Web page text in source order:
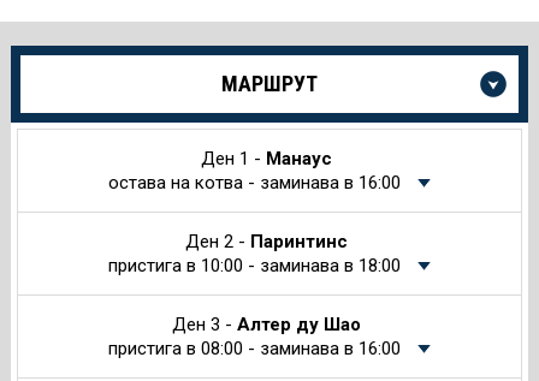
Още
за
МАРШРУТ
Ден 1 - Манаус
остава на котва - заминава в 16:00
Ден 2 - Паринтинс
пристига в 10:00 - заминава в 18:00
Ден 3 -Алтер ду Шао
пристига в 08:00 - заминава в 16:00